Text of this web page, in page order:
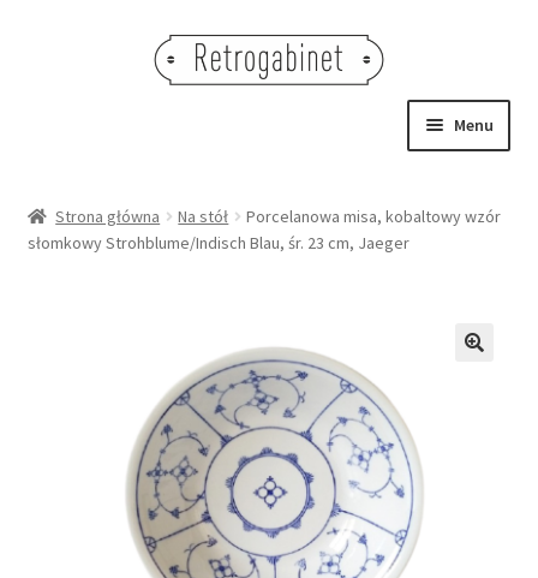
Menu
OBRAZY
OŚWIETLENIE
Strona główna Na stół
Porcelanowa misa, kobaltowy wzór
słomkowy Strohblume/Indisch Blau, śr. 23 cm, Jaeger